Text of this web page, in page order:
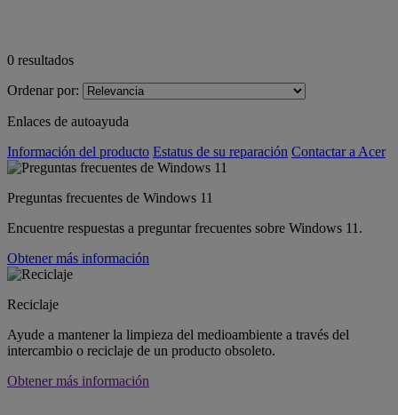
0 resultados
Ordenar por:
Enlaces de autoayuda
Información del producto Estatus de su reparación Contactar a Acer
Preguntas frecuentes de Windows 11
Encuentre respuestas a preguntar frecuentes sobre Windows 11.
Obtener más información
Reciclaje
Ayude a mantener la limpieza del medioambiente a través del
intercambio o reciclaje de un producto obsoleto.
Obtener más información